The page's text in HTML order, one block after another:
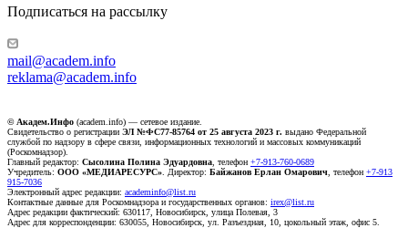
Подписаться на рассылку
mail@academ.info
reklama@academ.info
© Академ.Инфо (academ.info) — сетевое издание.
Свидетельство о регистрации ЭЛ №ФС77-85764 от 25 августа 2023 г. выдано Федеральной
службой по надзору в сфере связи, информационных технологий и массовых коммуникаций
(Роскомнадзор).
Главный редактор: Сысолина Полина Эдуардовна , телефон +7-913-760-0689
Учредитель: ООО «МЕДИАРЕСУРС» . Директор: Байжанов Ерлан Омарович , телефон +7-913
915-7036
Электронный адрес редакции: academinfo@list.ru
Контактные данные для Роскомнадзора и государственных органов: irex@list.ru
Адрес редакции фактический: 630117, Новосибирск, улица Полевая, 3
Адрес для корреспонденции: 630055, Новосибирск, ул. Разъездная, 10, цокольный этаж, офис 5.